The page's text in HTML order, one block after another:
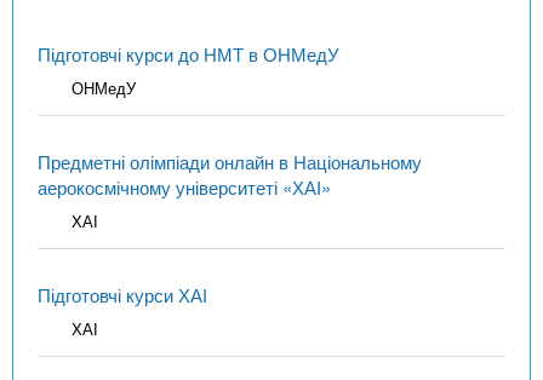
Підготовчі курси до НМТ в ОНМедУ
ОНМедУ
Предметні олімпіади онлайн в Національному
аерокосмічному університеті «ХАІ»
ХАІ
Підготовчі курси ХАІ
ХАІ